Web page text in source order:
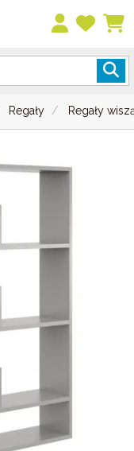
Regały Regały